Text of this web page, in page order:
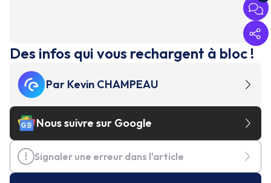
Des infos qui vous rechargent à bloc !
Par Kevin CHAMPEAU
Nous suivre sur Google
Signaler une erreur dans l'article